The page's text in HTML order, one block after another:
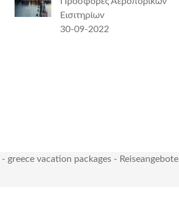
Εισιτηρίων
30-09-2022
- greece vacation packages - Reiseangebote